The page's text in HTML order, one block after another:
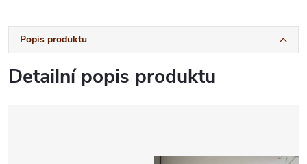
Popis produktu
Detailní popis produktu